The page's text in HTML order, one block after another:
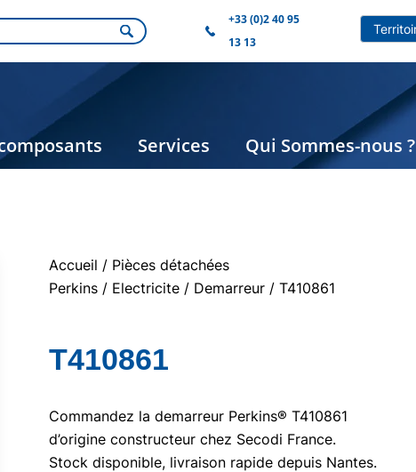
+33 (0)2 40 95
13 13
Services Qui Sommes-nous ?
Accueil / Pièces détachées
Perkins / Electricite / Demarreur / T410861
T410861
Commandez la demarreur Perkins® T410861
d’origine constructeur chez Secodi France.
Stock disponible, livraison rapide depuis Nantes.